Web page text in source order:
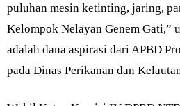
puluhan mesin ketinting, jaring,
Kelompok Nelayan Genem Gati,”
adalah dana aspirasi dari APBD
pada Dinas Perikanan dan